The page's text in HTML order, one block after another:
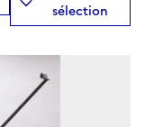
sélection